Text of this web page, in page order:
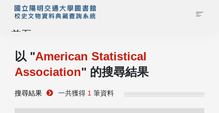
首頁
藏品查詢
校史館簡介
以 "American Statistical
Association" 的搜尋結果
搜尋結果 一共獲得 1 筆資料